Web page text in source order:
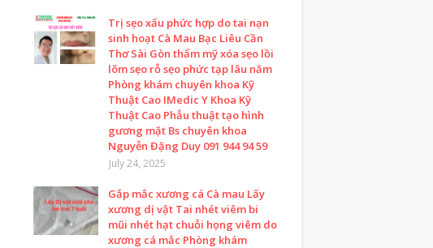
Trị sẹo xấu phức hợp do tai nạn
sinh hoạt Cà Mau Bạc Liêu Cần
Thơ Sài Gòn thẩm mỹ xóa sẹo lồi
lõm sẹo rỗ sẹo phức tạp lâu năm
Phòng khám chuyên khoa Kỹ
Thuật Cao IMedic Y Khoa Kỹ
Thuật Cao Phẫu thuật tạo hình
gương mặt Bs chuyên khoa
Nguyễn Đặng Duy 091 944 94 59
July 24, 2025
Gắp mắc xương cá Cà mau Lấy
xương dị vật Tai nhét viêm bi
mũi nhét hạt chuỗi họng viêm do
xương cá mắc Phòng khám